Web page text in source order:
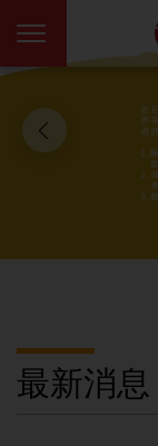
最新消息